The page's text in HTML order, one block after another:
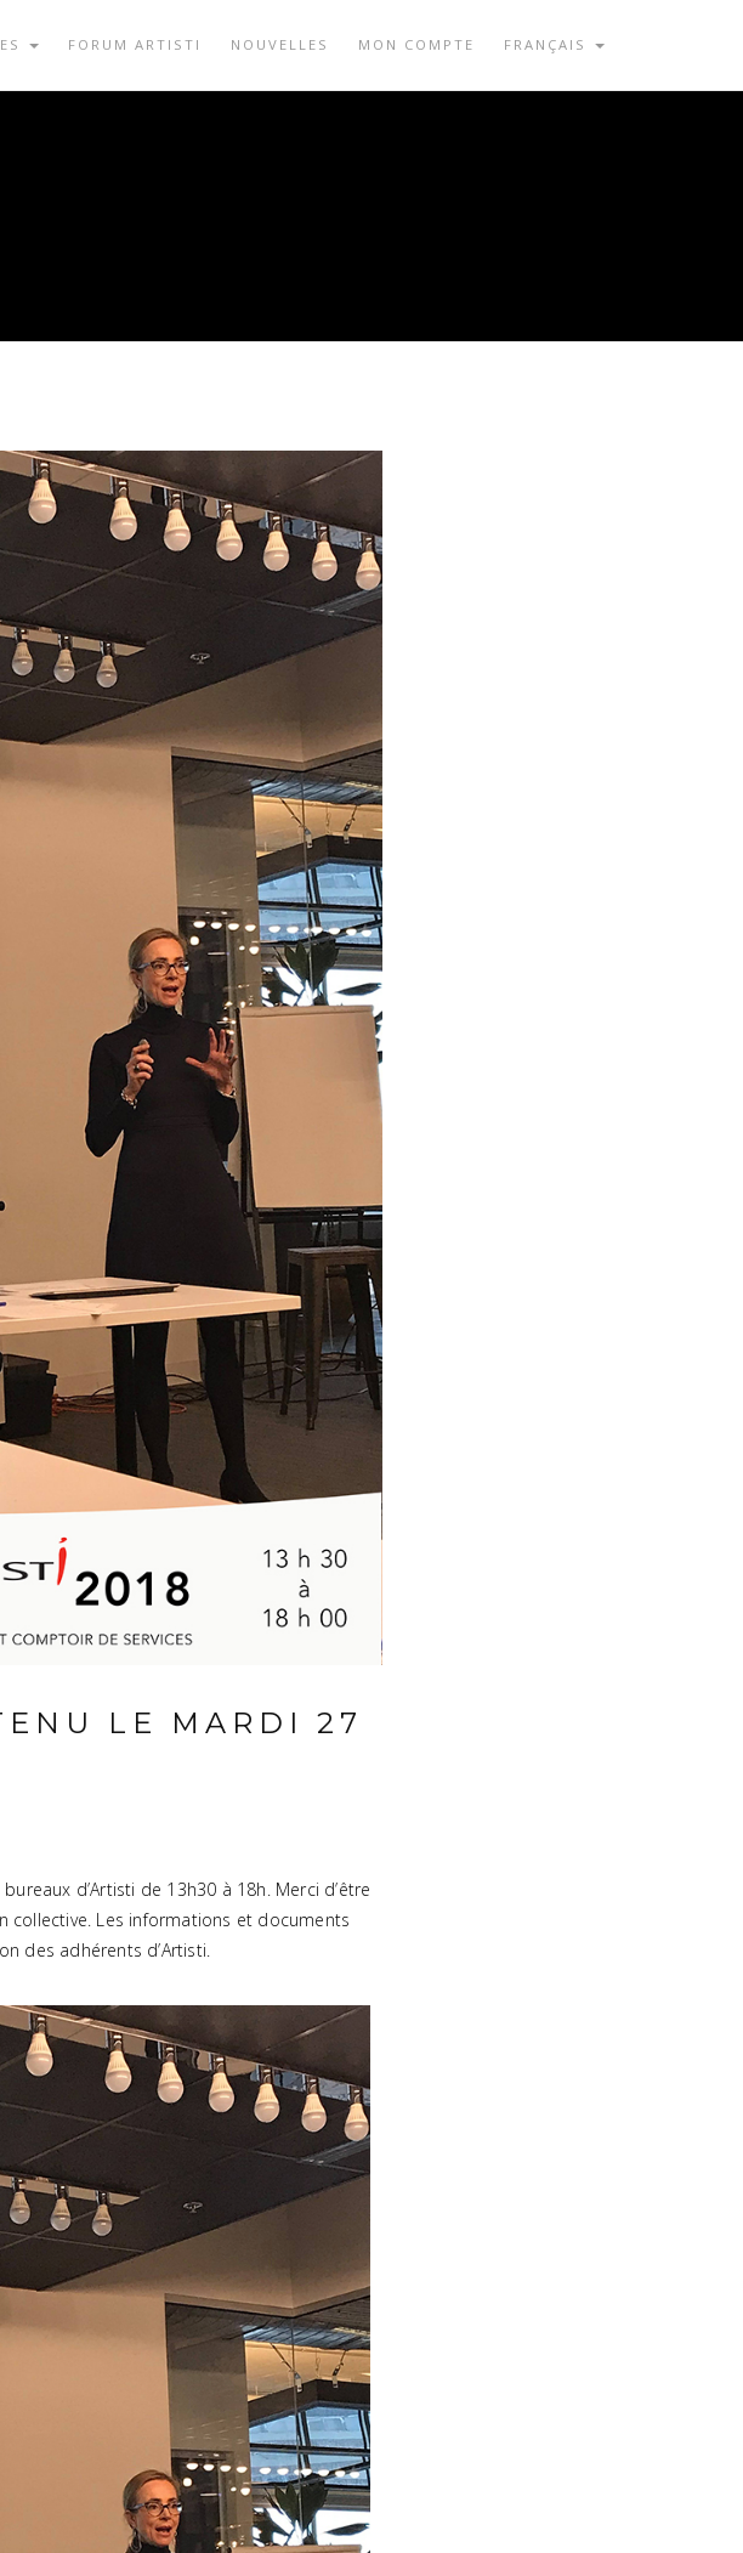
FORUM ARTISTI NOUVELLES MON COMPTE FRANÇAIS
LE MARDI 27
d’Artisti de 13h30 à 18h. Merci d’être
collective. Les informations et documents
des adhérents d’Artisti.